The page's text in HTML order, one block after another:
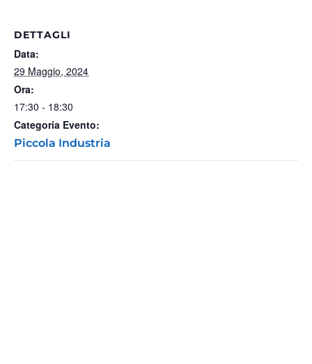
DETTAGLI
Data:
29 Maggio, 2024
Ora:
17:30 - 18:30
Categoria Evento:
Piccola Industria